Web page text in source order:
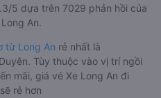
5 dựa trên 7029 phản hồi của
An.
từ Long An rẻ nhất là
Tùy thuộc vào vị trí ngồi
mãi, giá vé Xe Long An đi
rẻ hơn